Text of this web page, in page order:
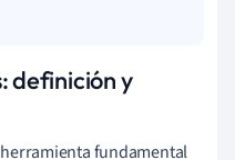
definición y
fundamental